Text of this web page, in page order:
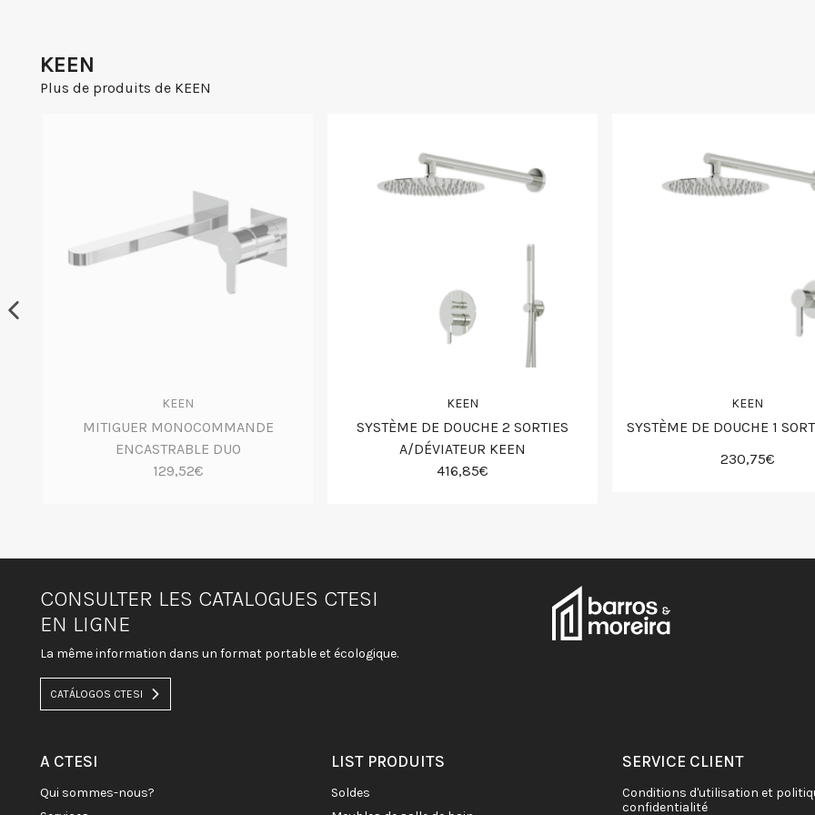
KEEN
Plus de produits de KEEN
KEEN
MITIGUER MONOCOMMANDE
ENCASTRABLE DUO
129,52€
KEEN
SYSTÈME DE DOUCHE 2 SORTIES
A/DÉVIATEUR KEEN
416,85€
KEEN
SYSTÈME DE DOUCHE 1
230,75€
CONSULTER LES CATALOGUES CTESI
EN LIGNE
La même information dans un format portable et écologique.
CATÁLOGOS CTESI
A CTESI
qui sommes-nous?
LIST PRODUITS
soldes
SERVICE CLIENT
conditions d'utilisation et politique de
confidentialité